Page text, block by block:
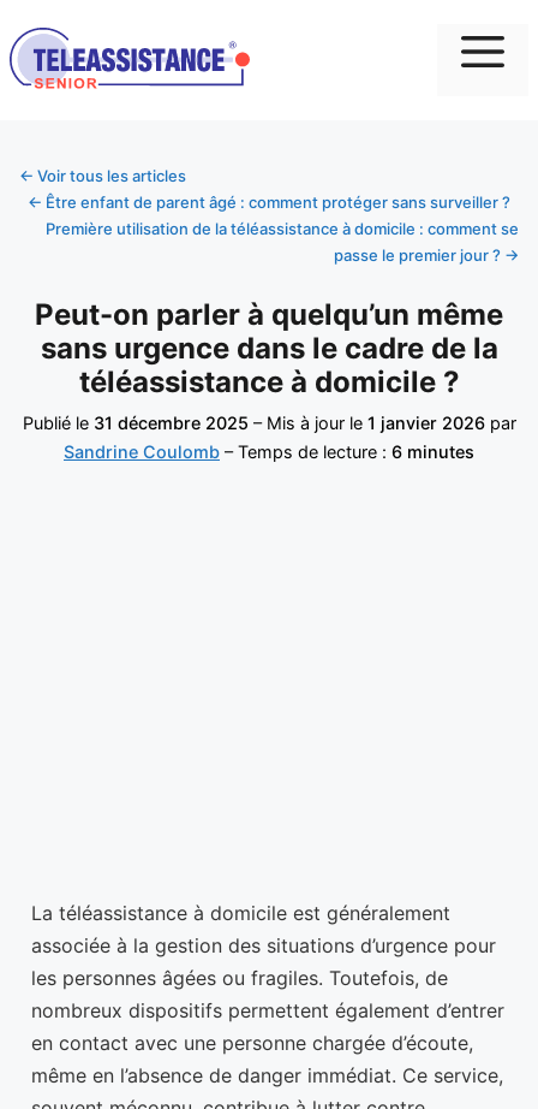
← Voir tous les articles
← Être enfant de parent âgé : comment protéger sans surveiller ?
Première utilisation de la téléassistance à domicile : comment se
passe le premier jour ? →
Peut-on parler à quelqu’un même
sans urgence dans le cadre de la
téléassistance à domicile ?
Publié le 31 décembre 2025 – Mis à jour le 1 janvier 2026par
Sandrine Coulomb – Temps de lecture : 6 minutes
La téléassistance à domicile est généralement
associée à la gestion des situations d’urgence pour
les personnes âgées ou fragiles. Toutefois, de
nombreux dispositifs permettent également d’entrer
en contact avec une personne chargée d’écoute,
même en l’absence de danger immédiat. Ce service,